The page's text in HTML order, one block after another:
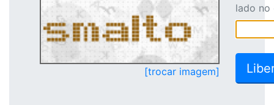
[trocar imagem]
lado no